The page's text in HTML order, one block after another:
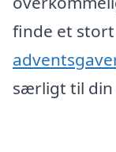
finde et
særligt til din